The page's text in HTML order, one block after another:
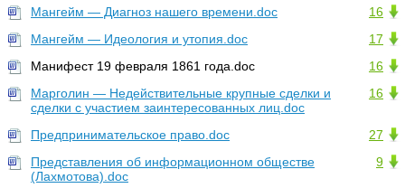
16
Мангейм — Диагноз нашего времени.doc
17
Мангейм — Идеология и утопия.doc
16
Манифест 19 февраля 1861 года.doc
16
Марголин — Недействительные крупные сделки и
сделки с участием заинтересованных лиц.doc
27
Предпринимательское право.doc
9
Представления об информационном обществе
(Лахмотова).doc